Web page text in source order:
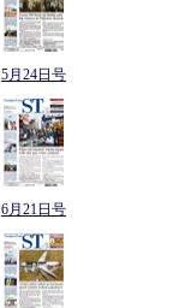
5月24日号
6月21日号